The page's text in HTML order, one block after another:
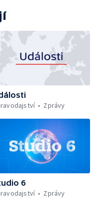
Zprávy
6
Zprávy